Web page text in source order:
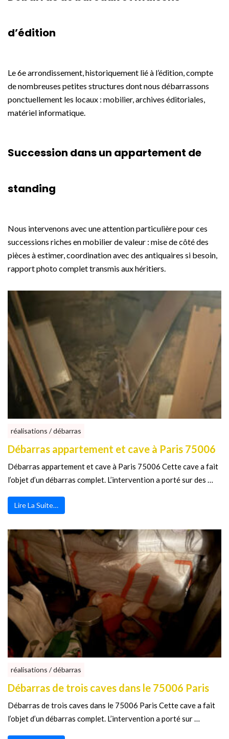
d’édition
Le 6e arrondissement, historiquement lié à l’édition, compte
de nombreuses petites structures dont nous débarrassons
ponctuellement les locaux : mobilier, archives éditoriales,
matériel informatique.
Succession dans un appartement de
standing
Nous intervenons avec une attention particulière pour ces
successions riches en mobilier de valeur : mise de côté des
pièces à estimer, coordination avec des antiquaires si besoin,
rapport photo complet transmis aux héritiers.
réalisations / débarras
Débarras appartement et cave à Paris 75006
Débarras appartement et cave à Paris 75006 Cette cave a fait
l’objet d’un débarras complet. L’intervention a porté sur des …
Lire La Suite…
réalisations / débarras
Débarras de trois caves dans le 75006 Paris
Débarras de trois caves dans le 75006 Paris Cette cave a fait
l’objet d’un débarras complet. L’intervention a porté sur …